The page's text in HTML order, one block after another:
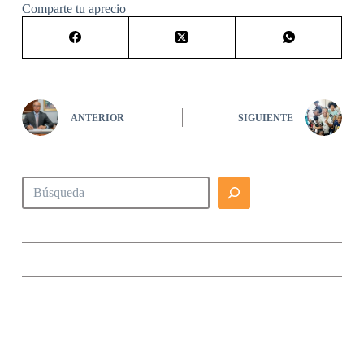
Comparte tu aprecio
ANTERIOR SIGUIENTE
Buscar